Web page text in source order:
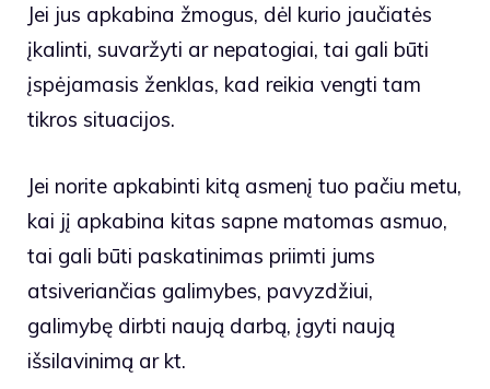
Jei jus apkabina žmogus, dėl kurio jaučiatės
įkalinti, suvaržyti ar nepatogiai, tai gali būti
įspėjamasis ženklas, kad reikia vengti tam
tikros situacijos.
Jei norite apkabinti kitą asmenį tuo pačiu metu,
kai jį apkabina kitas sapne matomas asmuo,
tai gali būti paskatinimas priimti jums
atsiveriančias galimybes, pavyzdžiui,
galimybę dirbti naują darbą, įgyti naują
išsilavinimą ar kt.